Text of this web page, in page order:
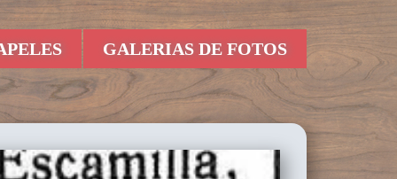
GALERIAS DE FOTOS